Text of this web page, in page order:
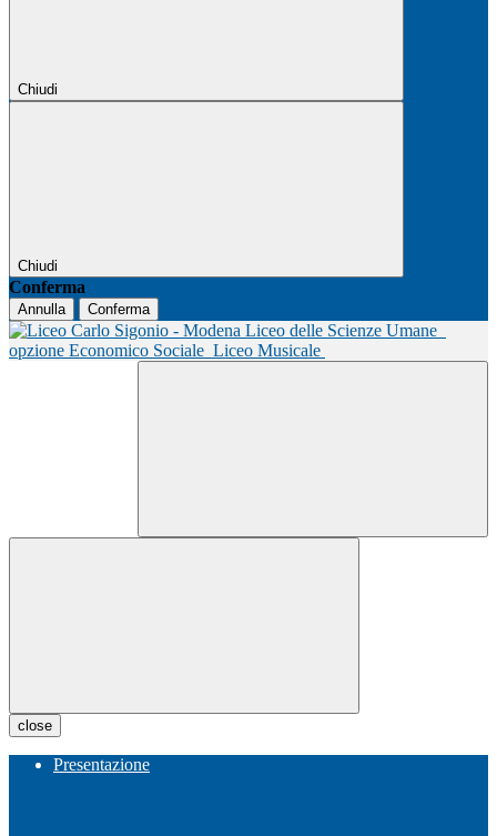
Chiudi
Chiudi
Conferma
Annulla Conferma
Liceo delle Scienze Umane
opzione Economico Sociale Liceo Musicale
close
Presentazione